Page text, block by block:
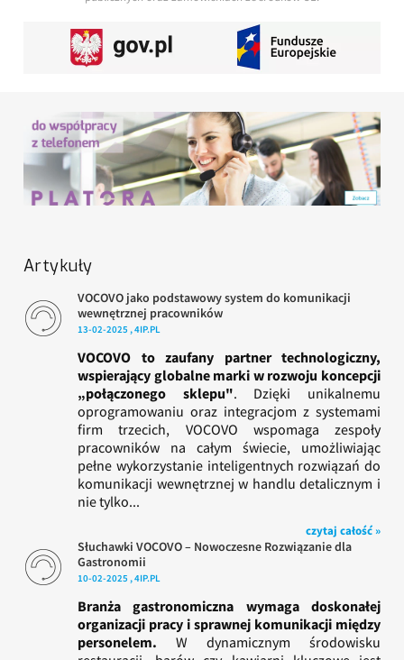
Artykuły
VOCOVO jako podstawowy system do komunikacji
wewnętrznej pracowników
13-02-2025 , 4IP.PL
VOCOVO to zaufany partner technologiczny,
wspierający globalne marki w rozwoju koncepcji
„połączonego sklepu". Dzięki unikalnemu
oprogramowaniu oraz integracjom z systemami
firm trzecich, VOCOVO wspomaga zespoły
pracowników na całym świecie, umożliwiając
pełne wykorzystanie inteligentnych rozwiązań do
komunikacji wewnętrznej w handlu detalicznym i
nie tylko...
czytaj całość »
Słuchawki VOCOVO – Nowoczesne Rozwiązanie dla
Gastronomii
10-02-2025 , 4IP.PL
Branża gastronomiczna wymaga doskonałej
organizacji pracy i sprawnej komunikacji między
personelem. W dynamicznym środowisku